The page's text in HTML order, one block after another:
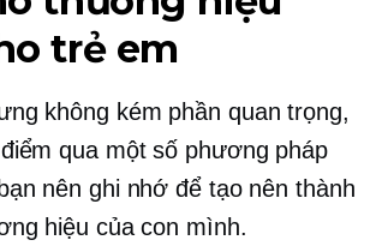
trẻ em
không kém phần quan trọng,
qua một số phương pháp
nên ghi nhớ để tạo nên thành
hiệu của con mình.